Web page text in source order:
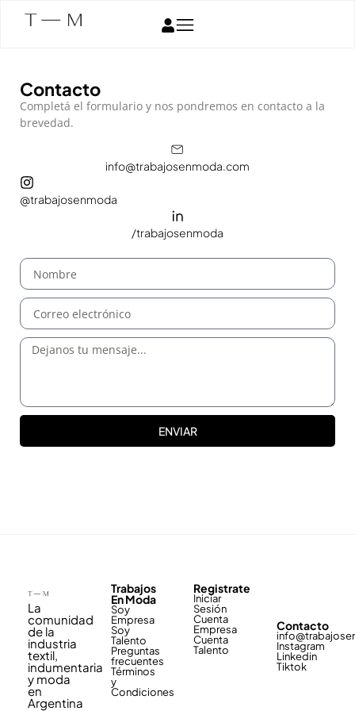
Contacto
Completá el formulario y nos pondremos en contacto a la
brevedad.
info@trabajosenmoda.com
@trabajosenmoda
/trabajosenmoda
ENVIAR
La
comunidad
de la
industria
textil,
indumentaria
y moda
en
Argentina
Trabajos
En Moda
Soy
Empresa
Soy
Talento
Preguntas
frecuentes
Términos
y
Condiciones
Registrate
Iniciar
Sesión
Cuenta
Empresa
Cuenta
Talento
Contacto
Instagram
Linkedin
Tiktok